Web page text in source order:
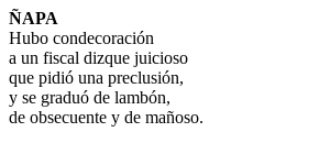
ÑAPA
Hubo condecoración
a un fiscal dizque juicioso
que pidió una preclusión,
y se graduó de lambón,
de obsecuente y de mañoso.